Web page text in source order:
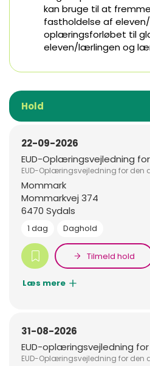
kan bruge til at
fastholdelse af
oplæringsforløbet til
eleven/lærlingen og
Hold
22-09-2026
EUD-Oplæringsvejledning
EUD-Oplæringsvejledning for
Mommark
Mommarkvej 374
6470 Sydals
1 dag Daghold
Tilmeld hold
Læs mere
31-08-2026
EUD-oplæringsvejledning
EUD-Oplæringsvejledning for